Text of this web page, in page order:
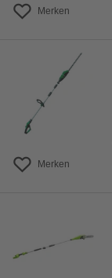
Merken
Merken